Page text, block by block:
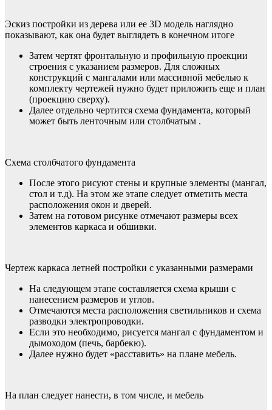
Эскиз постройки из дерева или ее 3D модель наглядно
показывают, как она будет выглядеть в конечном итоге
Затем чертят фронтальную и профильную проекции
строения с указанием размеров. Для сложных
конструкций с мангалами или массивной мебелью к
комплекту чертежей нужно будет приложить еще и план
(проекцию сверху).
Далее отдельно чертится схема фундамента, который
может быть ленточным или столбчатым .
Схема столбчатого фундамента
После этого рисуют стены и крупные элементы (мангал,
стол и т.д). На этом же этапе следует отметить места
расположения окон и дверей.
Затем на готовом рисунке отмечают размеры всех
элементов каркаса и обшивки.
Чертеж каркаса летней постройки с указанными размерами
На следующем этапе составляется схема крыши с
нанесением размеров и углов.
Отмечаются места расположения светильников и схема
разводки электропроводки.
Если это необходимо, рисуется мангал с фундаментом и
дымоходом (печь, барбекю).
Далее нужно будет «расставить» на плане мебель.
На план следует нанести, в том числе, и мебель